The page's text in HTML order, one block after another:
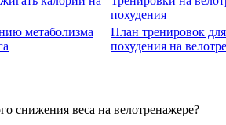
похудения
метаболизма
План тренировок
похудения на
снижения веса на велотренажере?